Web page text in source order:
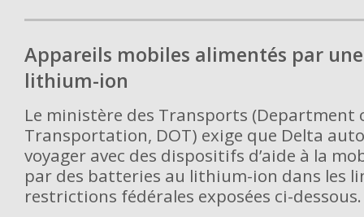
Appareils mobiles alimentés par
lithium-ion
Le ministère des Transports (Department
Transportation, DOT) exige que Delta
voyager avec des dispositifs d’aide à la
par des batteries au lithium-ion dans les
restrictions fédérales exposées ci-